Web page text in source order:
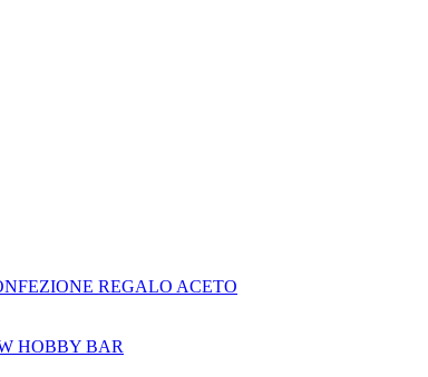
REGALO ACETO
HOBBY BAR